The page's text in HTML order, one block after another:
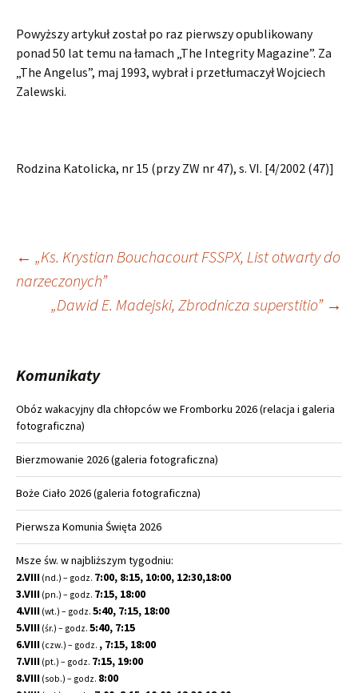
Powyższy artykuł został po raz pierwszy opublikowany
ponad 50 lat temu na łamach „The Integrity Magazine”. Za
„The Angelus”, maj 1993, wybrał i przetłumaczył Wojciech
Zalewski.
Rodzina Katolicka, nr 15 (przy ZW nr 47), s. VI. [4/2002 (47)]
Nawigacja
wpisu
← „Ks. Krystian Bouchacourt FSSPX, List otwarty do
narzeczonych”
„Dawid E. Madejski, Zbrodnicza superstitio” →
Komunikaty
Obóz wakacyjny dla chłopców we Fromborku 2026 (relacja i galeria
fotograficzna)
Bierzmowanie 2026 (galeria fotograficzna)
Boże Ciało 2026 (galeria fotograficzna)
Pierwsza Komunia Święta 2026
Msze św. w najbliższym tygodniu:
2.VIII (nd.) – godz. 7:00, 8:15, 10:00, 12:30,18:00
3.VIII (pn.) – godz. 7:15, 18:00
4.VIII (wt.) – godz. 5:40, 7:15, 18:00
5.VIII (śr.) – godz. 5:40, 7:15
6.VIII (czw.) – godz. , 7:15, 18:00
7.VIII (pt.) – godz. 7:15, 19:00
8.VIII (sob.) – godz. 8:00